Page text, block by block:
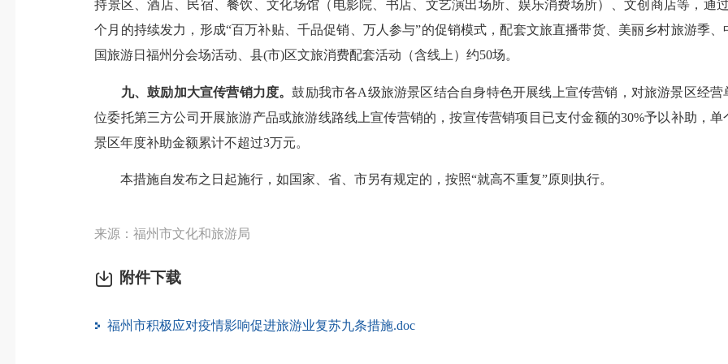
持景区、酒店、民宿、餐饮、文化场馆（电影院、书店、文艺演出场所、娱乐消费场所）、文创商店等，通
个月的持续发力，形成“百万补贴、千品促销、万人参与”的促销模式，配套文旅直播带货、美丽乡村旅游季、
国旅游日福州分会场活动、县(市)区文旅消费配套活动（含线上）约50场。
九、鼓励加大宣传营销力度。鼓励我市各A级旅游景区结合自身特色开展线上宣传营销，对旅游景区经营
位委托第三方公司开展旅游产品或旅游线路线上宣传营销的，按宣传营销项目已支付金额的30%予以补助，单
景区年度补助金额累计不超过3万元。
本措施自发布之日起施行，如国家、省、市另有规定的，按照“就高不重复”原则执行。
来源：福州市文化和旅游局
附件下载
福州市积极应对疫情影响促进旅游业复苏九条措施.doc